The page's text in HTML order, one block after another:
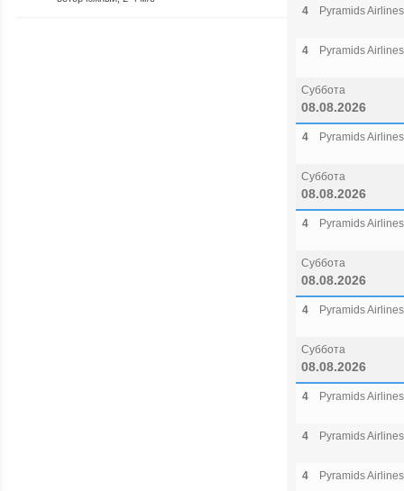
4 Pyramids Airlines
4 Pyramids Airlines
Суббота
08.08.2026
4 Pyramids Airlines
Суббота
08.08.2026
4 Pyramids Airlines
Суббота
08.08.2026
4 Pyramids Airlines
Суббота
08.08.2026
4 Pyramids Airlines
4 Pyramids Airlines
4 Pyramids Airlines